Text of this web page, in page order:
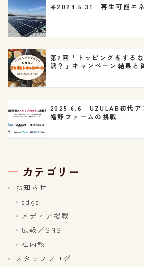
☀️2024.5.31 再生可能エ
第2回「トッピングをする
派？」キャンペーン結果と
2025.6.6 UZULAB初代ア
幡野ファームの挑戦...
カテゴリー
お知らせ
sdgs
メディア掲載
広報／SNS
社内報
スタッフブログ